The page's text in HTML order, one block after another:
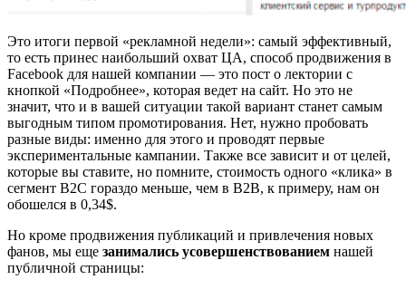
Это итоги первой «рекламной недели»: самый эффективный,
то есть принес наибольший охват ЦА, способ продвижения в
Facebook для нашей компании — это пост о лектории с
кнопкой «Подробнее», которая ведет на сайт. Но это не
значит, что и в вашей ситуации такой вариант станет самым
выгодным типом промотирования. Нет, нужно пробовать
разные виды: именно для этого и проводят первые
экспериментальные кампании. Также все зависит и от целей,
которые вы ставите, но помните, стоимость одного «клика» в
сегмент В2С гораздо меньше, чем в В2В, к примеру, нам он
обошелся в 0,34$.
Но кроме продвижения публикаций и привлечения новых
фанов, мы еще занимались усовершенствованием нашей
публичной страницы: